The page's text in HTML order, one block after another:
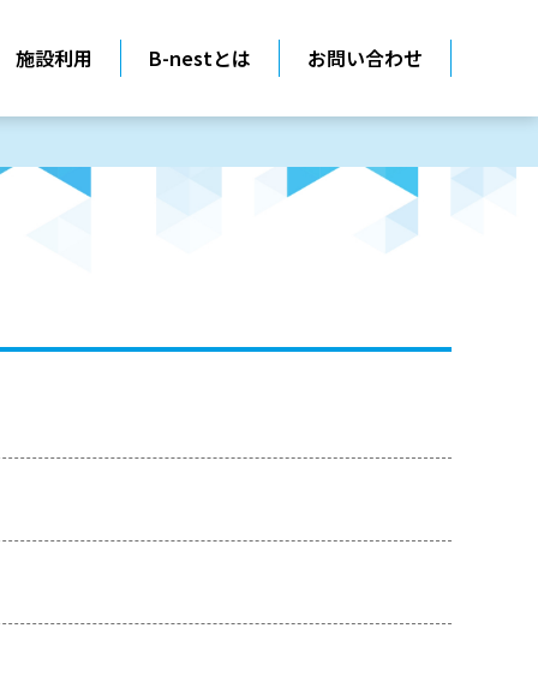
施設利用 B-nestとは お問い合わせ